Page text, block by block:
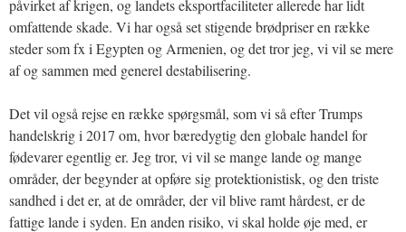
påvirket af krigen, og landets eksportfaciliteter allerede har lidt
omfattende skade. Vi har også set stigende brødpriser en række
steder som fx i Egypten og Armenien, og det tror jeg, vi vil se mere
af og sammen med generel destabilisering.
Det vil også rejse en række spørgsmål, som vi så efter Trumps
handelskrig i 2017 om, hvor bæredygtig den globale handel for
fødevarer egentlig er. Jeg tror, vi vil se mange lande og mange
områder, der begynder at opføre sig protektionistisk, og den triste
sandhed i det er, at de områder, der vil blive ramt hårdest, er de
fattige lande i syden. En anden risiko, vi skal holde øje med, er